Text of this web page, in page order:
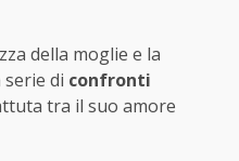
della moglie e la
di confronti
tra il suo amore